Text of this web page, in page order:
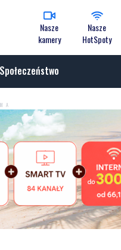
Nasze
kamery
Nasze
HotSpoty
Społeczeństwo